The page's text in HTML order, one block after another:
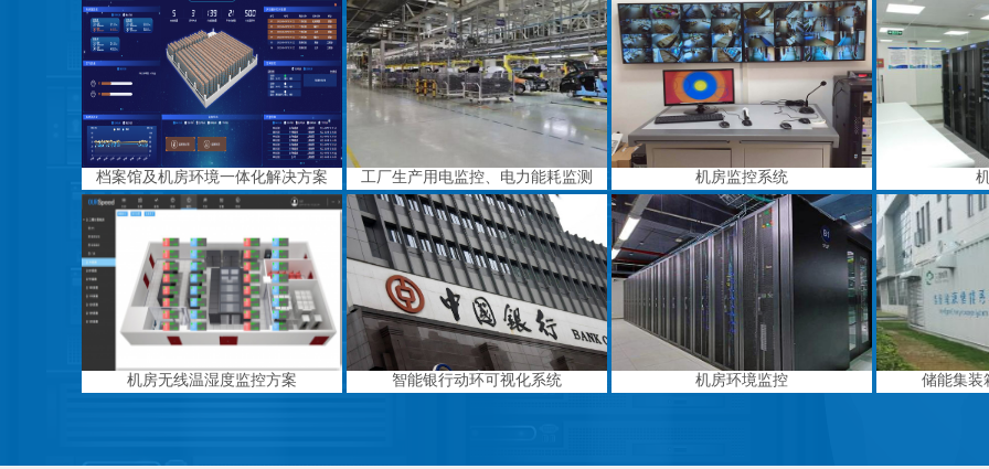
档案馆及机房环境一体化解决方案 工厂生产用电监控、电力能耗监测 机房监控系统
机房无线温湿度监控方案 智能银行动环可视化系统 机房环境监控 储能集装